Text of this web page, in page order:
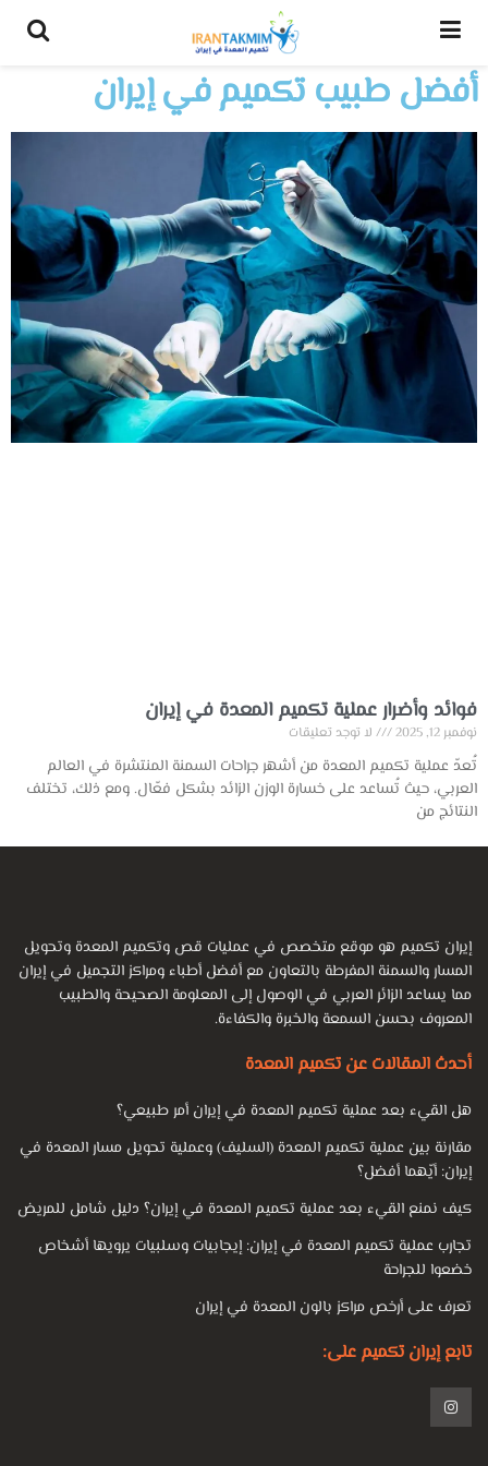
أفضل طبيب تكميم في إيران
فوائد وأضرار عملية تكميم المعدة في إيران
نوفمبر 12, 2025 لا توجد تعليقات
تُعدّ عملية تكميم المعدة من أشهر جراحات السمنة المنتشرة في العالم
العربي، حيث تُساعد على خسارة الوزن الزائد بشكل فعّال. ومع ذلك، تختلف
النتائج من
إيران تكميم هو موقع متخصص في عمليات قص وتكميم المعدة وتحويل
المسار والسمنة المفرطة بالتعاون مع أفضل أطباء ومراكز التجميل في إيران
مما يساعد الزائر العربي في الوصول إلى المعلومة الصحيحة والطبيب
المعروف بحسن السمعة والخبرة والكفاءة.
أحدث المقالات عن تكميم المعدة
هل القيء بعد عملية تكميم المعدة في إيران أمر طبيعي؟
مقارنة بين عملية تكميم المعدة (السليف) وعملية تحويل مسار المعدة في
إيران: أيّهما أفضل؟
كيف نمنع القيء بعد عملية تكميم المعدة في إيران؟ دليل شامل للمريض
تجارب عملية تكميم المعدة في إيران: إيجابيات وسلبيات يرويها أشخاص
خضعوا للجراحة
تعرف على أرخص مراكز بالون المعدة في إيران
تابع إيران تكميم على: